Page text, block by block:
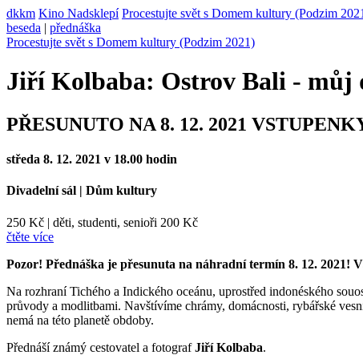
dkkm Kino Nadsklepí Procestujte svět s Domem kultury (Podzim
beseda | přednáška
Procestujte svět s Domem kultury (Podzim 2021)
Jiří Kolbaba: Ostrov Bali - můj
PŘESUNUTO NA 8. 12. 2021
středa 8. 12. 2021 v 18.00 hodin
Divadelní sál | Dům kultury
250 Kč | děti, studenti, senioři 200 Kč
čtěte více
Pozor! Přednáška je přesunuta na náhradní termín 8. 12. 2021!
Na rozhraní Tichého a Indického oceánu, uprostřed indonéského
průvody a modlitbami. Navštívíme chrámy, domácnosti, rybářské
nemá na této planetě obdoby.
Přednáší známý cestovatel a fotografJiří Kolbaba.